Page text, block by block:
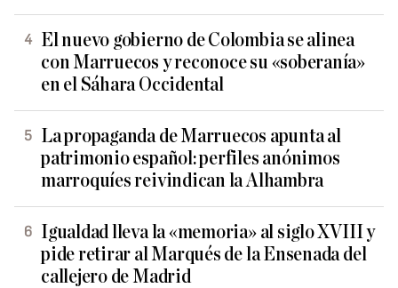
El nuevo gobierno de Colombia se alinea
con Marruecos y reconoce su «soberanía»
en el Sáhara Occidental
La propaganda de Marruecos apunta al
patrimonio español: perfiles anónimos
marroquíes reivindican la Alhambra
Igualdad lleva la «memoria» al siglo XVIII y
pide retirar al Marqués de la Ensenada del
callejero de Madrid